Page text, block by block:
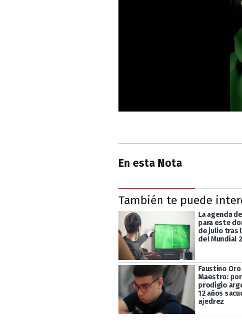
En esta Nota
También te puede
La agenda
para este
de julio tras
del Mundial
Faustino Oro
Maestro:
prodigio
12 años
ajedrez